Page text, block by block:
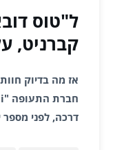
ל"טוס
קברניט,
דרכה, לפני מספר